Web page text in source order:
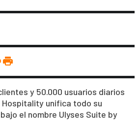
y 50.000 usuarios diarios
Hospitality unifica todo su
el nombre Ulyses Suite by